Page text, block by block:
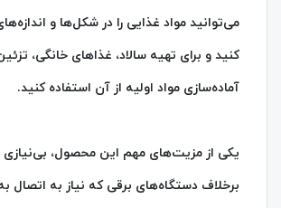
می‌توانید مواد غذایی را در شکل‌ها و
کنید و برای تهیه سالاد، غذاهای خانگی،
آماده‌سازی مواد اولیه از آن استفاده کنید.
یکی از مزیت‌های مهم این محصول،
برخلاف دستگاه‌های برقی که نیاز به اتصال